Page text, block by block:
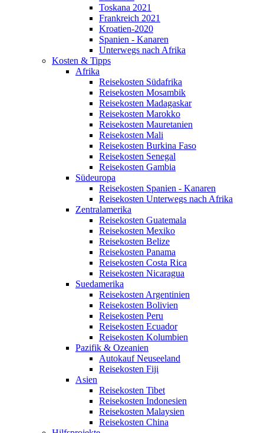
Toskana 2021
Frankreich 2021
Kroatien-2020
Spanien - Kanaren
Unterwegs nach Afrika
Kosten & Tipps
Afrika
Reisekosten Südafrika
Reisekosten Mosambik
Reisekosten Madagaskar
Reisekosten Marokko
Reisekosten Mauretanien
Reisekosten Mali
Reisekosten Burkina Faso
Reisekosten Senegal
Reisekosten Gambia
Südeuropa
Reisekosten Spanien - Kanaren
Reisekosten Unterwegs nach Afrika
Zentralamerika
Reisekosten Guatemala
Reisekosten Mexiko
Reisekosten Belize
Reisekosten Panama
Reisekosten Costa Rica
Reisekosten Nicaragua
Suedamerika
Reisekosten Argentinien
Reisekosten Bolivien
Reisekosten Peru
Reisekosten Ecuador
Reisekosten Kolumbien
Pazifik & Ozeanien
Autokauf Neuseeland
Reisekosten Fiji
Asien
Reisekosten Tibet
Reisekosten Indonesien
Reisekosten Malaysien
Reisekosten China